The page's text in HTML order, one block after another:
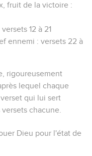
fruit de la victoire :
12 à 21
ennemi : versets 22 à
rigoureusement
lequel chaque
qui lui sert
chacune.
Dieu pour l'état de